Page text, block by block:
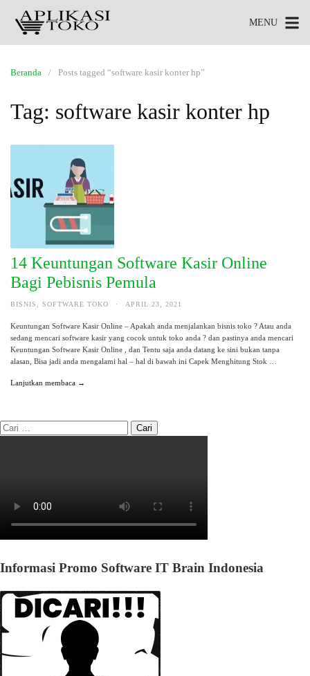
MENU
Beranda Posts tagged “software kasir konter hp”
Tag: software kasir konter hp
14 Keuntungan Software Kasir Online
Bagi Pebisnis Pemula
BISNIS SOFTWARE TOKO · APRIL 23, 2021
Keuntungan Software Kasir Online – Apakah anda menjalankan bisnis toko ? Atau anda
sedang mencari software kasir yang cocok untuk toko anda ? dan pastinya anda mencari
Keuntungan Software Kasir Online , dan Tentu saja anda datang ke sini bukan tanpa
alasan, Bisa jadi anda mengalami hal – hal di bawah ini Capek Menghitung Stok …
Lanjutkan membaca →
Informasi Promo Software IT Brain Indonesia